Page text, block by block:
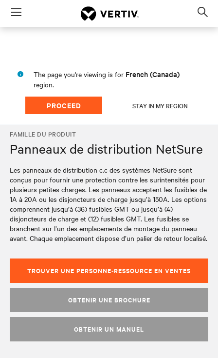
Menu
The page you're viewing is for French (Canada)
region.
PROCEED STAY IN MY REGION
FAMILLE DU PRODUIT
Panneaux de distribution NetSure
Les panneaux de distribution c.c des systèmes NetSure sont
conçus pour fournir une protection contre les surintensités pour
plusieurs petites charges. Les panneaux acceptent les fusibles de
1A à 20A ou les disjoncteurs de charge jusqu’à 150A. Les options
comprennent jusqu’à (36) fusibles GMT ou jusqu’à (4)
disjoncteurs de charge et (12) fusibles GMT. Les fusibles se
branchent sur l’un des emplacements de montage du panneau
avant. Chaque emplacement dispose d’un palier de retour localisé.
TROUVER UNE PERSONNE-RESSOURCE EN VENTES
OBTENIR UNE BROCHURE
OBTENIR UN MANUEL